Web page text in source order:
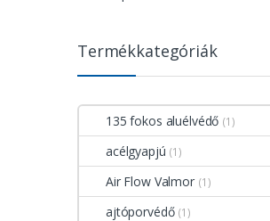
Termékkategóriák
135 fokos aluélvédő (1)
acélgyapjú (1)
Air Flow Valmor (1)
ajtóporvédő (1)